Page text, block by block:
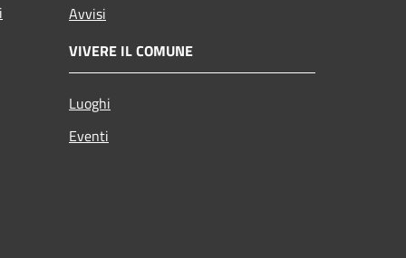
Avvisi
VIVERE IL COMUNE
Luoghi
Eventi